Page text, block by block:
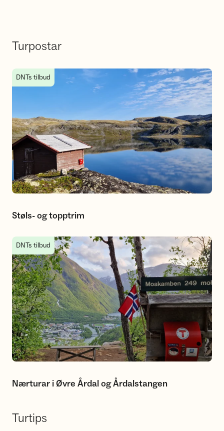
Turpostar
Støls- og topptrim
DNTs tilbud
Støls- og topptrim
Nærturar i Øvre Årdal og Årdalstangen
DNTs tilbud
Nærturar i Øvre Årdal og Årdalstangen
Turtips